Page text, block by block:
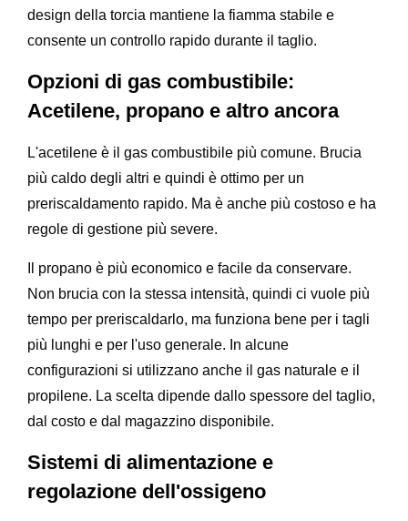
design della torcia mantiene la fiamma stabile e
consente un controllo rapido durante il taglio.
Opzioni di gas combustibile:
Acetilene, propano e altro ancora
L'acetilene è il gas combustibile più comune. Brucia
più caldo degli altri e quindi è ottimo per un
preriscaldamento rapido. Ma è anche più costoso e ha
regole di gestione più severe.
Il propano è più economico e facile da conservare.
Non brucia con la stessa intensità, quindi ci vuole più
tempo per preriscaldarlo, ma funziona bene per i tagli
più lunghi e per l'uso generale. In alcune
configurazioni si utilizzano anche il gas naturale e il
propilene. La scelta dipende dallo spessore del taglio,
dal costo e dal magazzino disponibile.
Sistemi di alimentazione e
regolazione dell'ossigeno